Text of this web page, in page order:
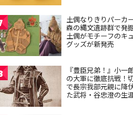
土偶なりきりパーカ
森の縄文遺跡群で発
土偶がモチーフのキ
グッズが新発売
『豊臣兄弟！』小一
の大軍に徹底抗戦！
で長宗我部元親に降
た武将・谷忠澄の生